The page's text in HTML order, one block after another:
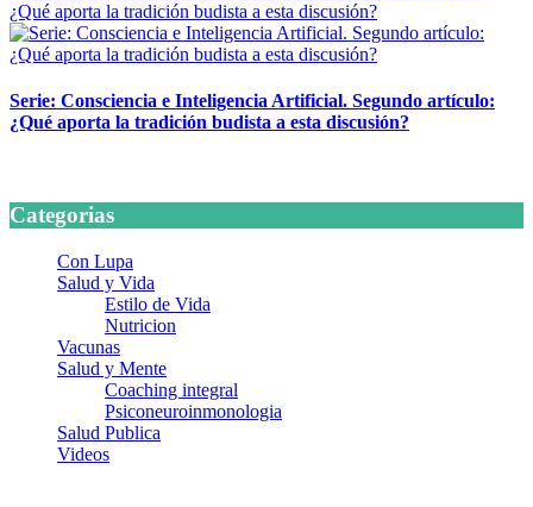
Serie: Consciencia e Inteligencia Artificial. Segundo artículo:
¿Qué aporta la tradición budista a esta discusión?
Categorias
Con Lupa
Salud y Vida
Estilo de Vida
Nutricion
Vacunas
Salud y Mente
Coaching integral
Psiconeuroinmonologia
Salud Publica
Videos